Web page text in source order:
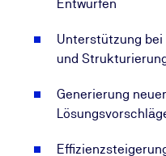
können
In dieser
Energiemanagement
strukturierten
für typische
wie Sie Daten und
Ergebnisse prüfen
Entwürfen
Unterstützung
und
Generierung